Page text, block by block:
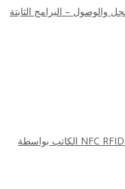
– البرامج الثابتة
جدول مقارنة الأجهزة – قارن قارئ NFC RFID الكاتب بواسطة